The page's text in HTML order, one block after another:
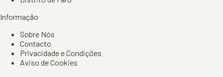
Informação
Sobre Nós
Contacto
Privacidade e Condições
Aviso de Cookies